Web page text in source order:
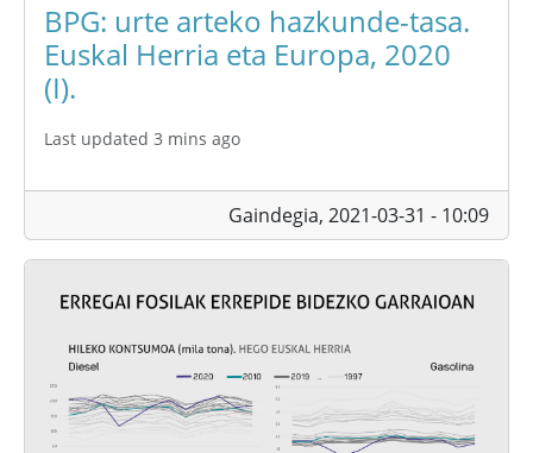
BPG: urte arteko hazkunde-tasa.
Euskal Herria eta Europa, 2020
(I).
Last updated 3 mins ago
Gaindegia, 2021-03-31 - 10:09